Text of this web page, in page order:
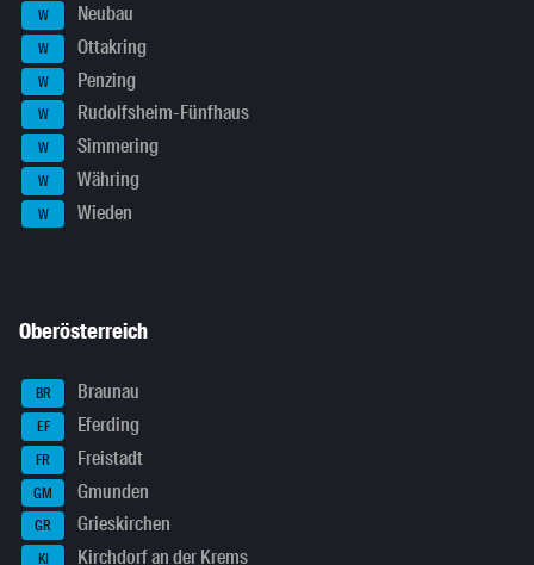
W Neubau
W Ottakring
W Penzing
W Rudolfsheim-Fünfhaus
W Simmering
W Währing
W Wieden
Oberösterreich
BR Braunau
EF Eferding
FR Freistadt
GM Gmunden
GR Grieskirchen
KI Kirchdorf an der Krems